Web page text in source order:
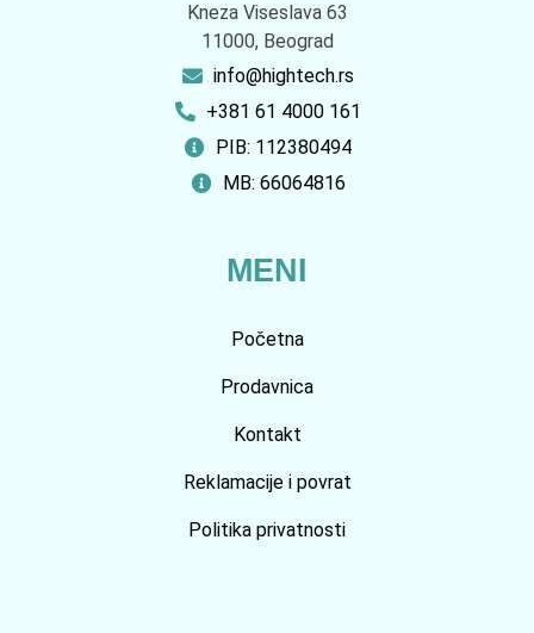
Kneza Viseslava 63
11000, Beograd
info@hightech.rs
+381 61 4000 161
PIB: 112380494
MB: 66064816
MENI
Početna
Prodavnica
Kontakt
Reklamacije i povrat
Politika privatnosti